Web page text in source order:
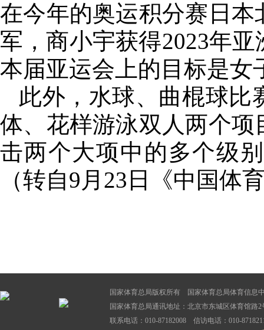
在今年的奥运积分赛日
军，商小宇获得2023年
本届亚运会上的目标是女
此外，水球、曲棍球比
体、花样游泳双人两个
击两个大项中的多个级
（转自9月23日《中国体
国家体育总局版权所有 国家体育总局体育信息
国家体育总局通讯地址：北京市东城区体育馆
联系电话：010-87182008 信访电话：010-